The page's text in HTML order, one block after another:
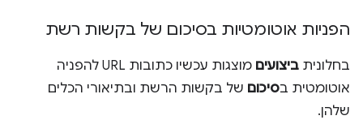
הפניות אוטומטיות בסיכום של בקשות רשת
בחלונית ביצועים
מוצגות עכשיו כתובות URL להפניה
אוטומטית בסיכום של בקשות הרשת ובתיאורי הכלים
שלהן.